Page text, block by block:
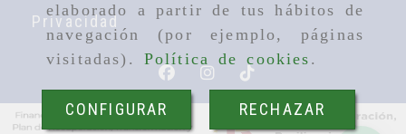
elaborado a partir de tus hábitos de
navegación (por ejemplo, páginas
visitadas). Política de cookies .
CONFIGURAR RECHAZAR
Privacidad